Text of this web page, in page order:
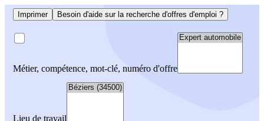
Imprimer Besoin d'aide sur la recherche d'offres d'emploi ?
Métier, compétence, mot-clé, numéro d'offre
Lieu de travail